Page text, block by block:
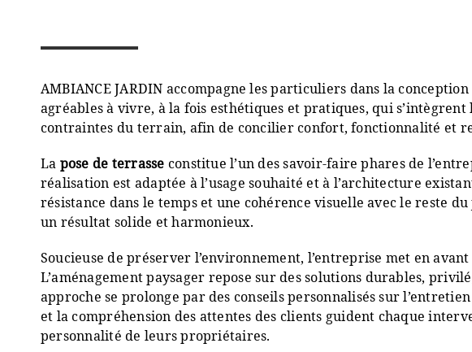
AMBIANCE JARDIN accompagne les particuliers dans la
agréables à vivre, à la fois esthétiques et pratiques, qui
contraintes du terrain, afin de concilier confort, fonctionnalité et
Lapose de terrasseconstitue l’un des savoir-faire phares de
réalisation est adaptée à l’usage souhaité et à l’architecture
résistance dans le temps et une cohérence visuelle avec le reste
un résultat solide et harmonieux.
Soucieuse de préserver l’environnement, l’entreprise met en
L’aménagement paysager repose sur des solutions durables,
approche se prolonge par des conseils personnalisés sur
et la compréhension des attentes des clients guident chaque
personnalité de leurs propriétaires.